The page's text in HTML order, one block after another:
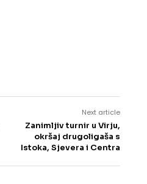
Next article
Zanimljiv turnir u Virju,
okršaj drugoligaša s
Istoka, Sjevera i Centra